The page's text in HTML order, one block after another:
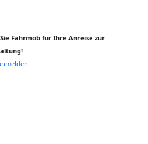
Fahrmob für Ihre Anreise zur